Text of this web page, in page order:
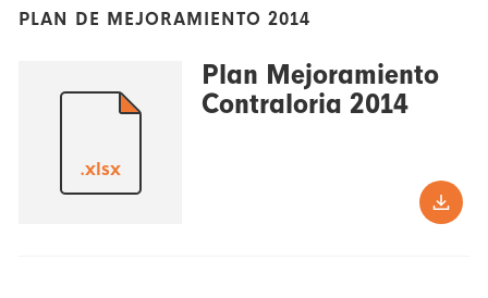
PLAN DE MEJORAMIENTO 2014
.xlsx
Plan Mejoramiento
Contraloria 2014